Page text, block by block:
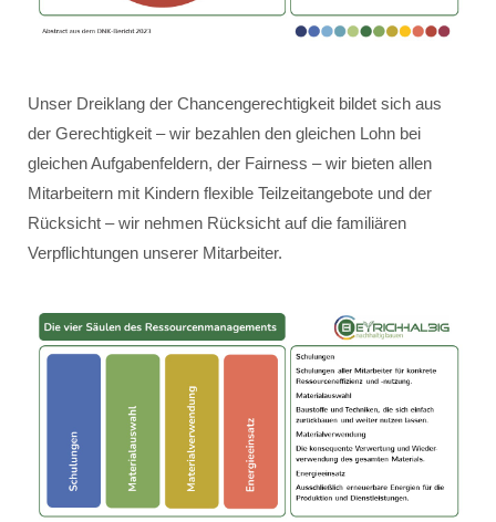
Unser Dreiklang der Chancengerechtigkeit bildet sich aus
der Gerechtigkeit – wir bezahlen den gleichen Lohn bei
gleichen Aufgabenfeldern, der Fairness – wir bieten allen
Mitarbeitern mit Kindern flexible Teilzeitangebote und der
Rücksicht – wir nehmen Rücksicht auf die familiären
Verpflichtungen unserer Mitarbeiter.